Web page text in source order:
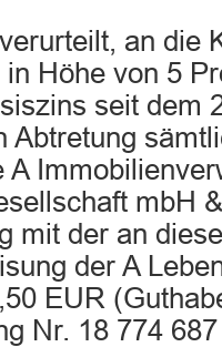
an die
Höhe von 5
seit dem
Abtretung
A
mbH
mit der an
der A
EUR
Nr. 18 774